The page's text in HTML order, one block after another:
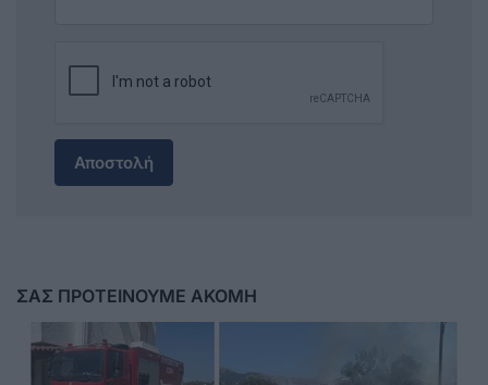
Αποστολή
ΣΑΣ ΠΡΟΤΕΙΝΟΥΜΕ ΑΚΟΜΗ